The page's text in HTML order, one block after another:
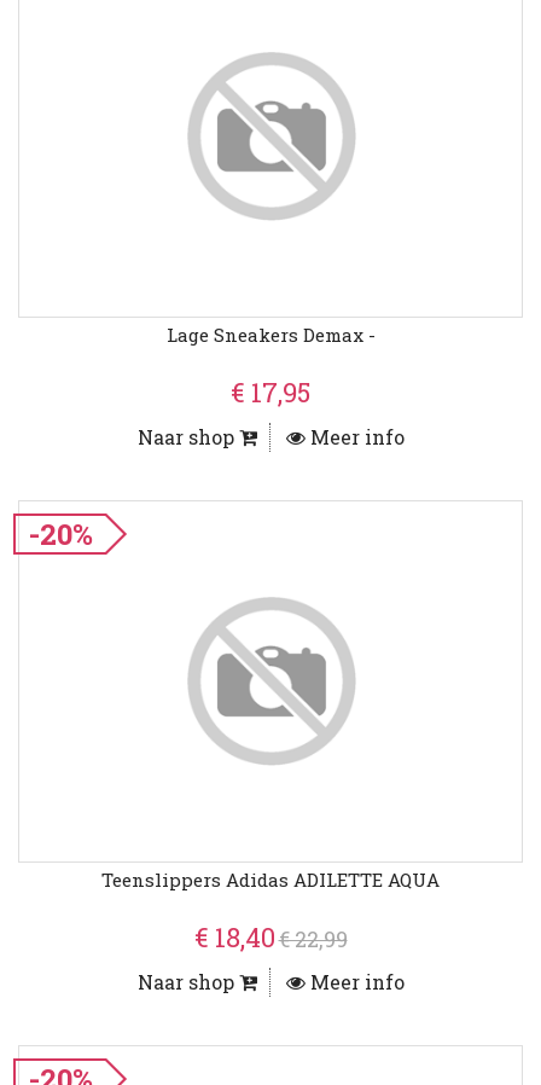
Lage Sneakers Demax -
€ 17,95
Naar shop Meer info
-20%
Teenslippers Adidas ADILETTE AQUA
€ 18,40€ 22,99
Naar shop Meer info